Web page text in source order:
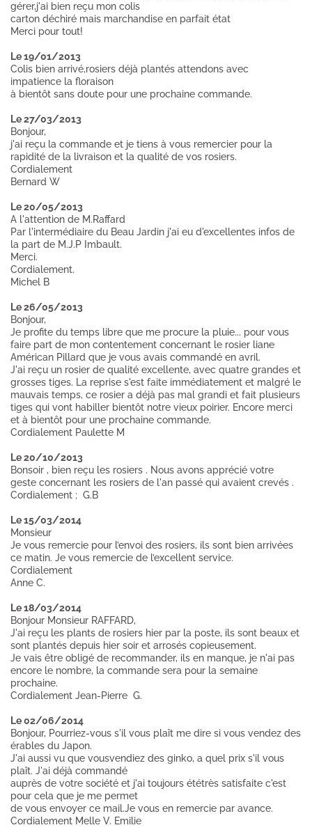
gérer,j'ai bien reçu mon colis
carton déchiré mais marchandise en parfait état
Merci pour tout!
Le 19/01/2013
Colis bien arrivé,rosiers déjà plantés attendons avec
impatience la floraison
à bientôt sans doute pour une prochaine commande.
Le 27/03/2013
Bonjour,
j'ai reçu la commande et je tiens à vous remercier pour la
rapidité de la livraison et la qualité de vos rosiers.
Cordialement
Bernard W
Le 20/05/2013
A l'attention de M.Raffard
Par l'intermédiaire du Beau Jardin j'ai eu d'excellentes infos de
la part de M.J.P Imbault.
Merci.
Cordialement.
Michel B
Le 26/05/2013
Bonjour,
Je profite du temps libre que me procure la pluie... pour vous
faire part de mon contentement concernant le rosier liane
Américan Pillard que je vous avais commandé en avril.
J'ai reçu un rosier de qualité excellente, avec quatre grandes et
grosses tiges. La reprise s'est faite immédiatement et malgré le
mauvais temps, ce rosier a déjà pas mal grandi et fait plusieurs
tiges qui vont habiller bientôt notre vieux poirier. Encore merci
et à bientôt pour une prochaine commande.
Cordialement Paulette M
Le 20/10/2013
Bonsoir , bien reçu les rosiers . Nous avons apprécié votre
geste concernant les rosiers de l'an passé qui avaient crevés .
Cordialement ; G.B
Le 15/03/2014
Monsieur
Je vous remercie pour l’envoi des rosiers, ils sont bien arrivées
ce matin. Je vous remercie de l’excellent service.
Cordialement
Anne C.
Le 18/03/2014
Bonjour Monsieur RAFFARD,
J'ai reçu les plants de rosiers hier par la poste, ils sont beaux et
sont plantés depuis hier soir et arrosés copieusement.
Je vais être obligé de recommander, ils en manque, je n'ai pas
encore le nombre, la commande sera pour la semaine
prochaine.
Cordialement Jean-Pierre G.
Le 02/06/2014
Bonjour, Pourriez-vous s'il vous plaît me dire si vous vendez des
érables du Japon.
J'ai aussi vu que vousvendiez des ginko, a quel prix s'il vous
plaît. J'ai déjà commandé
auprès de votre société et j'ai toujours ététrès satisfaite c'est
pour cela que je me permet
de vous envoyer ce mail.Je vous en remercie par avance.
Cordialement Melle V. Emilie